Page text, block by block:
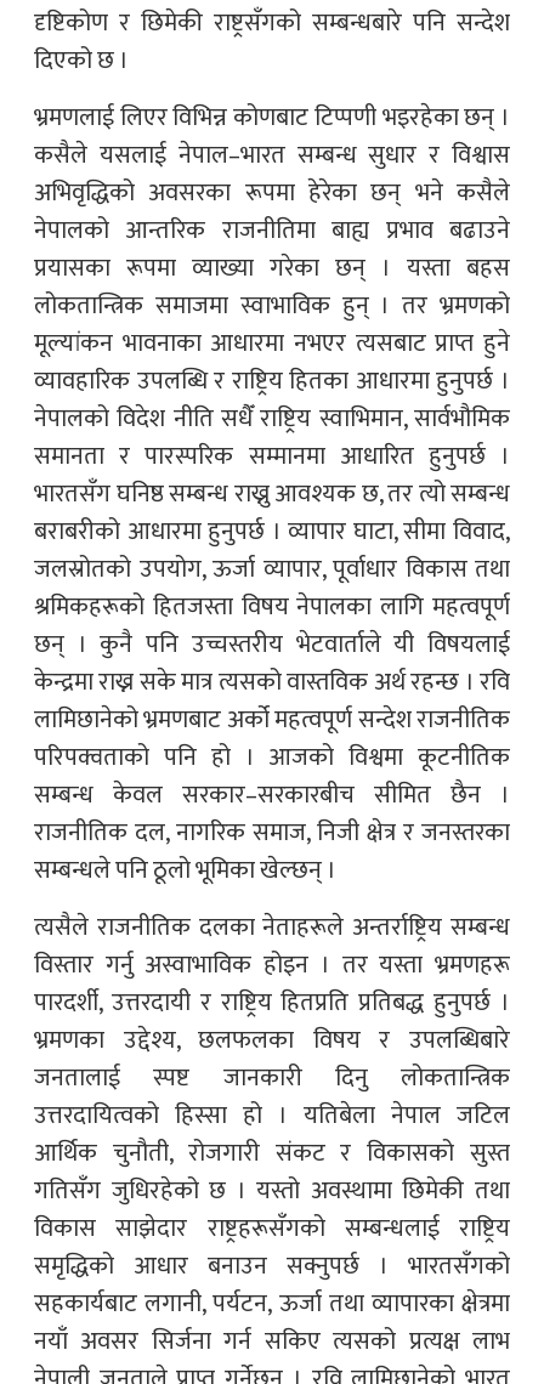
दृष्टिकोण र छिमेकी राष्ट्रसँगको सम्बन्धबारे पनि सन्देश
दिएको छ ।
भ्रमणलाई लिएर विभिन्न कोणबाट टिप्पणी भइरहेका छन् ।
कसैले यसलाई नेपाल–भारत सम्बन्ध सुधार र विश्वास
अभिवृद्धिको अवसरका रूपमा हेरेका छन् भने कसैले
नेपालको आन्तरिक राजनीतिमा बाह्य प्रभाव बढाउने
प्रयासका रूपमा व्याख्या गरेका छन् । यस्ता बहस
लोकतान्त्रिक समाजमा स्वाभाविक हुन् । तर भ्रमणको
मूल्यांकन भावनाका आधारमा नभएर त्यसबाट प्राप्त हुने
व्यावहारिक उपलब्धि र राष्ट्रिय हितका आधारमा हुनुपर्छ ।
नेपालको विदेश नीति सधैँ राष्ट्रिय स्वाभिमान, सार्वभौमिक
समानता र पारस्परिक सम्मानमा आधारित हुनुपर्छ ।
भारतसँग घनिष्ठ सम्बन्ध राख्नु आवश्यक छ, तर त्यो सम्बन्ध
बराबरीको आधारमा हुनुपर्छ । व्यापार घाटा, सीमा विवाद,
जलस्रोतको उपयोग, ऊर्जा व्यापार, पूर्वाधार विकास तथा
श्रमिकहरूको हितजस्ता विषय नेपालका लागि महत्वपूर्ण
छन् । कुनै पनि उच्चस्तरीय भेटवार्ताले यी विषयलाई
केन्द्रमा राख्न सके मात्र त्यसको वास्तविक अर्थ रहन्छ । रवि
लामिछानेको भ्रमणबाट अर्को महत्वपूर्ण सन्देश राजनीतिक
परिपक्वताको पनि हो । आजको विश्वमा कूटनीतिक
सम्बन्ध केवल सरकार–सरकारबीच सीमित छैन ।
राजनीतिक दल, नागरिक समाज, निजी क्षेत्र र जनस्तरका
सम्बन्धले पनि ठूलो भूमिका खेल्छन् ।
त्यसैले राजनीतिक दलका नेताहरूले अन्तर्राष्ट्रिय सम्बन्ध
विस्तार गर्नु अस्वाभाविक होइन । तर यस्ता भ्रमणहरू
पारदर्शी, उत्तरदायी र राष्ट्रिय हितप्रति प्रतिबद्ध हुनुपर्छ ।
भ्रमणका उद्देश्य, छलफलका विषय र उपलब्धिबारे
जनतालाई स्पष्ट जानकारी दिनु लोकतान्त्रिक
उत्तरदायित्वको हिस्सा हो । यतिबेला नेपाल जटिल
आर्थिक चुनौती, रोजगारी संकट र विकासको सुस्त
गतिसँग जुधिरहेको छ । यस्तो अवस्थामा छिमेकी तथा
विकास साझेदार राष्ट्रहरूसँगको सम्बन्धलाई राष्ट्रिय
समृद्धिको आधार बनाउन सक्नुपर्छ । भारतसँगको
सहकार्यबाट लगानी, पर्यटन, ऊर्जा तथा व्यापारका क्षेत्रमा
नयाँ अवसर सिर्जना गर्न सकिए त्यसको प्रत्यक्ष लाभ